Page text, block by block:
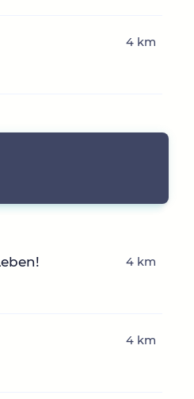
4 km
4 km
4 km